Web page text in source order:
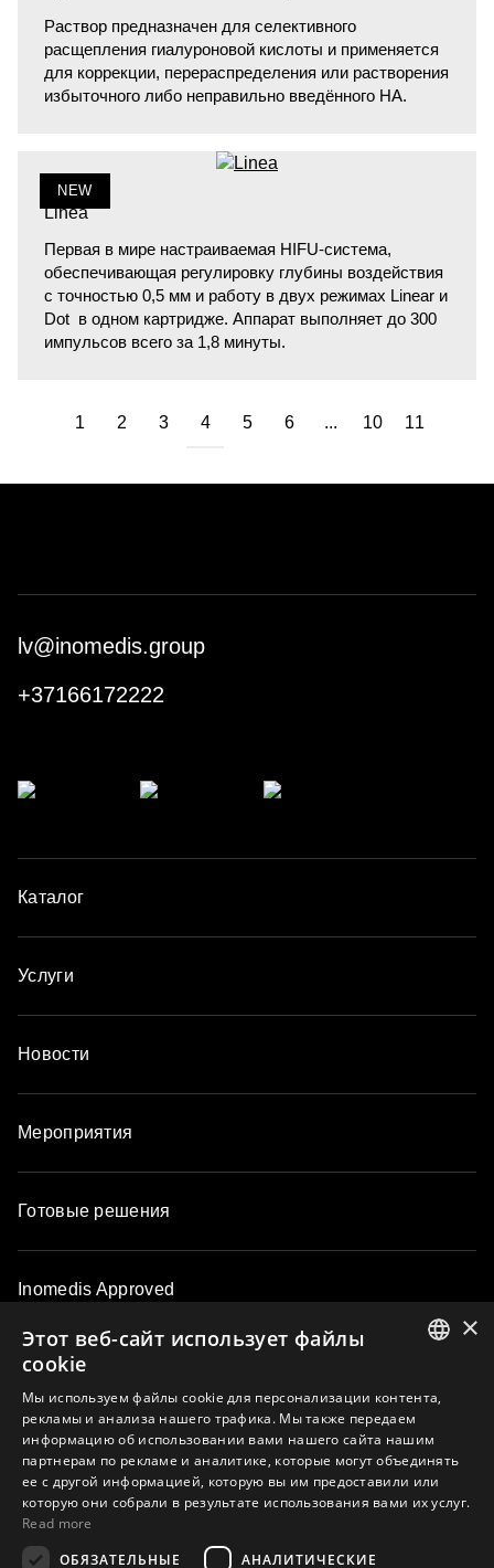
Раствор предназначен для селективного
расщепления гиалуроновой кислоты и применяется
для коррекции, перераспределения или растворения
избыточного либо неправильно введённого HA.
NEW
Linea
Первая в мире настраиваемая HIFU-система,
обеспечивающая регулировку глубины воздействия
с точностью 0,5 мм и работу в двух режимах Linear и
Dot в одном картридже. Аппарат выполняет до 300
импульсов всего за 1,8 минуты.
1 2 3 4 5 6 ... 10 11
lv@inomedis.group
+37166172222
Каталог
Услуги
Новости
Мероприятия
Готовые решения
Inomedis Approved
Контакты
О компании
Подпишитесь на e-mail рассылку и узнавайте первыми об
LATVIAN
LITHUANIAN
ESTONIAN
×
Этот веб-сайт использует файлы
cookie
Мы используем файлы cookie для персонализации контента,
рекламы и анализа нашего трафика. Мы также передаем
информацию об использовании вами нашего сайта нашим
партнерам по рекламе и аналитике, которые могут объединять
ее с другой информацией, которую вы им предоставили или
которую они собрали в результате использования вами их услуг.
Read more
ОБЯЗАТЕЛЬНЫЕ
АНАЛИТИЧЕСКИЕ